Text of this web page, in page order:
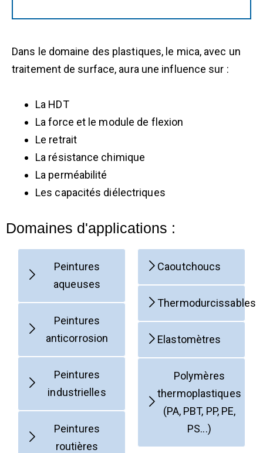
Dans le domaine des plastiques, le mica, avec un
traitement de surface, aura une influence sur :
La HDT
La force et le module de flexion
Le retrait
La résistance chimique
La perméabilité
Les capacités diélectriques
Domaines d'applications :
Peintures
aqueuses
Peintures
anticorrosion
Peintures
industrielles
Peintures
routières
Caoutchoucs
Thermodurcissables
Elastomètres
Polymères
thermoplastiques
(PA, PBT, PP, PE,
PS...)